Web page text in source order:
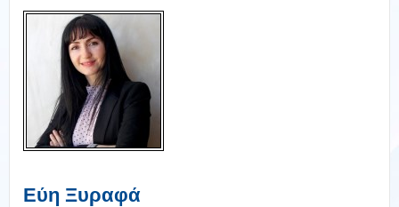
Εύη Ξυραφά